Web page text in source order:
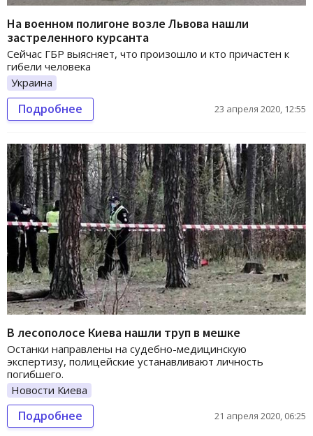
На военном полигоне возле Львова нашли
застреленного курсанта
Сейчас ГБР выясняет, что произошло и кто причастен к
гибели человека
Украина
Подробнее 23 апреля 2020, 12:55
В лесополосе Киева нашли труп в мешке
Останки направлены на судебно-медицинскую
экспертизу, полицейские устанавливают личность
погибшего.
Новости Киева
Подробнее 21 апреля 2020, 06:25